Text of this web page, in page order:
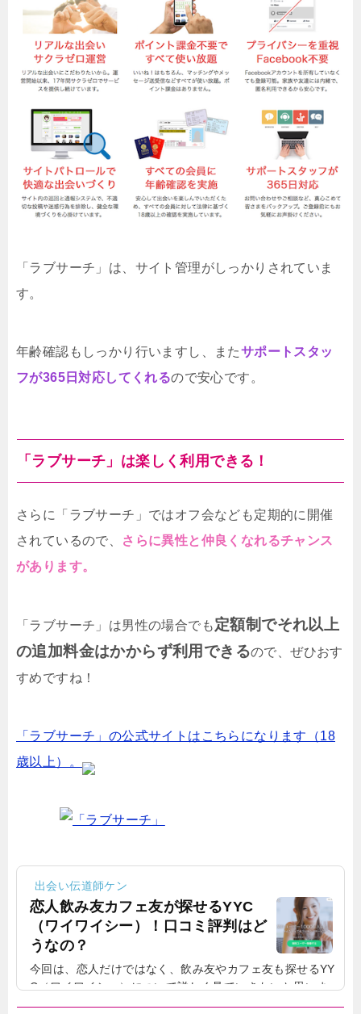
「ラブサーチ」は、サイト管理がしっかりされていま
す。
年齢確認もしっかり行いますし、またサポートスタッ
フが365日対応してくれるので安心です。
「ラブサーチ」は楽しく利用できる！
さらに「ラブサーチ」ではオフ会なども定期的に開催
されているので、
さらに異性と仲良くなれるチャンス
があります。
「ラブサーチ」は男性の場合でも定額制でそれ以上
の追加料金はかからず利用できるので、ぜひおす
すめですね！
「ラブサーチ」の公式サイトはこちらになります（18
歳以上）。
出会い伝道師ケン
恋人飲み友カフェ友が探せるYYC
（ワイワイシー）！口コミ評判はど
うなの？
今回は、恋人だけではなく、飲み友やカフェ友も探せるYY
C（ワイワイシー）について詳しく見ていきたいと思いま
す！YYC（ワイワイシー）には、どういう良さがあるの